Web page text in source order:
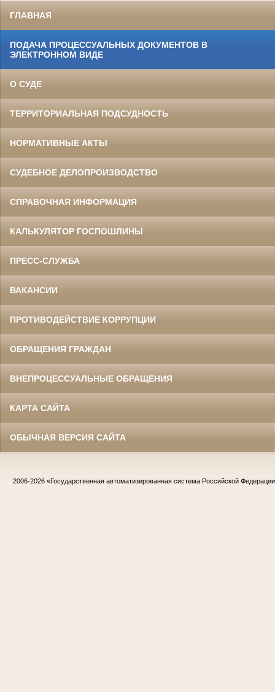
ГЛАВНАЯ
ПОДАЧА ПРОЦЕССУАЛЬНЫХ ДОКУМЕНТОВ В
ЭЛЕКТРОННОМ ВИДЕ
О СУДЕ
ТЕРРИТОРИАЛЬНАЯ ПОДСУДНОСТЬ
НОРМАТИВНЫЕ АКТЫ
СУДЕБНОЕ ДЕЛОПРОИЗВОДСТВО
СПРАВОЧНАЯ ИНФОРМАЦИЯ
КАЛЬКУЛЯТОР ГОСПОШЛИНЫ
ПРЕСС-СЛУЖБА
ВАКАНСИИ
ПРОТИВОДЕЙСТВИЕ КОРРУПЦИИ
ОБРАЩЕНИЯ ГРАЖДАН
ВНЕПРОЦЕССУАЛЬНЫЕ ОБРАЩЕНИЯ
КАРТА САЙТА
ОБЫЧНАЯ ВЕРСИЯ САЙТА
2006-2026 «Государственная автоматизированная система Российской